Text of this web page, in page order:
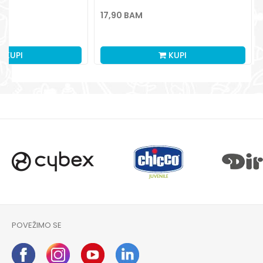
KUPI
17,90 BAM
KUPI
POVEŽIMO SE